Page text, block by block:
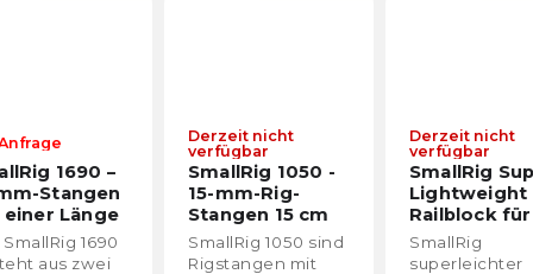
SmallRig 1050 -
15-mm-Rig-
Stangen 15 cm
(2 Stück)
Derzeit nicht
verfügbar
SmallRig 1050 sind
Rigstangen mit
SmallRig Super
Lightweight
Railblock für
15mm Rods
2061 (2 Stück)
Derzeit nicht
verfügbar
SmallRig
superleichter
SmallRig
200mm
(2 Stück)
AUF LAGER
15-mm-